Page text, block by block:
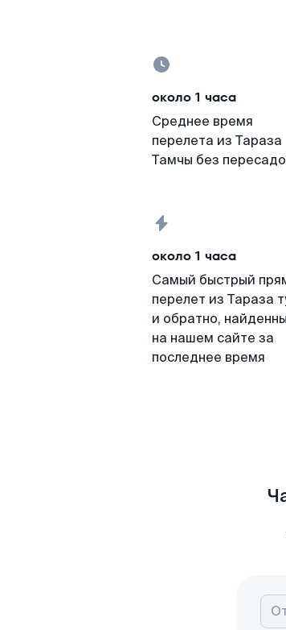
около 1 часа
Среднее время
перелета из Тараза
Тамчы без
около 1 часа
Самый быстрый
перелет из Тараза
и обратно,
на нашем сайте за
последнее время